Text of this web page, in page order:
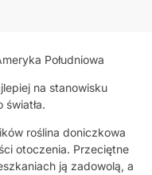
Południowa
na stanowisku
roślina doniczkowa
otoczenia. Przeciętne
ją zadowolą, a